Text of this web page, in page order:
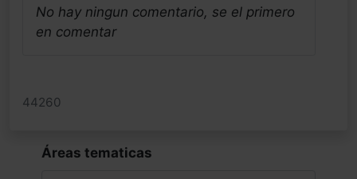
No hay ningun comentario, se el primero
en comentar
44260
Áreas tematicas